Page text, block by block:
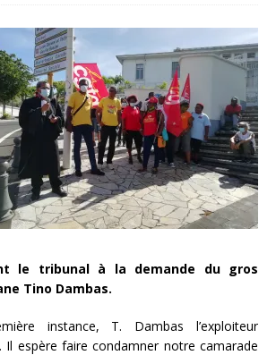
le tribunal à la demande du gros
Tino Dambas.
instance, T. Dambas l’exploiteur
Il espère faire condamner notre camarade